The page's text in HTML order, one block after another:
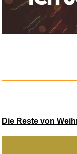
Die Reste von